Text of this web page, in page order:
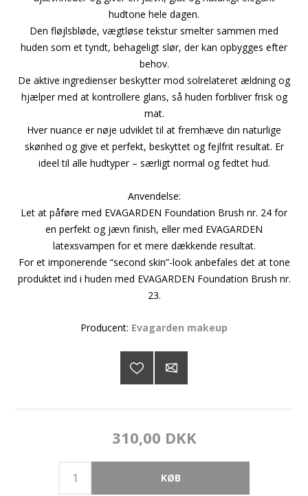
hudtone hele dagen.
Den fløjlsbløde, vægtløse tekstur smelter sammen med
huden som et tyndt, behageligt slør, der kan opbygges efter
behov.
De aktive ingredienser beskytter mod solrelateret ældning og
hjælper med at kontrollere glans, så huden forbliver frisk og
mat.
Hver nuance er nøje udviklet til at fremhæve din naturlige
skønhed og give et perfekt, beskyttet og fejlfrit resultat. Er
ideel til alle hudtyper – særligt normal og fedtet hud.
Anvendelse:
Let at påføre med EVAGARDEN Foundation Brush nr. 24 for
en perfekt og jævn finish, eller med EVAGARDEN
latexsvampen for et mere dækkende resultat.
For et imponerende “second skin”-look anbefales det at tone
produktet ind i huden med EVAGARDEN Foundation Brush nr.
23.
Producent: Evagarden makeup
310,00 DKK